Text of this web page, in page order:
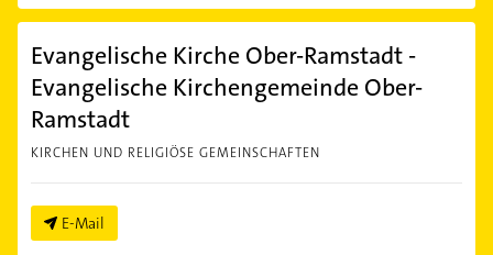
Evangelische Kirche Ober-Ramstadt -
Evangelische Kirchengemeinde Ober-
Ramstadt
KIRCHEN UND RELIGIÖSE GEMEINSCHAFTEN
E-Mail